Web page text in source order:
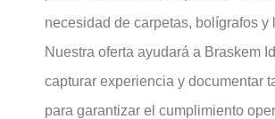
necesidad de carpetas, bolígrafos y
Nuestra oferta ayudará a Braskem
capturar experiencia y documentar
para garantizar el cumplimiento